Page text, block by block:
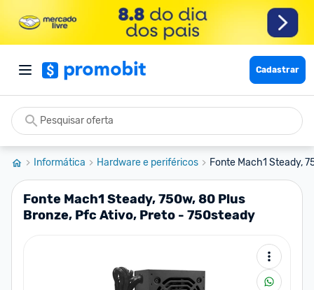
Cadastrar
Informática Hardware e periféricos Fonte Mach1 Steady,
Fonte Mach1 Steady, 750w, 80 Plus
Bronze, Pfc Ativo, Preto - 750steady